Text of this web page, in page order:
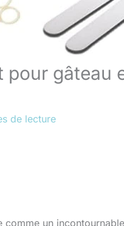
gâteau
de lecture
comme un